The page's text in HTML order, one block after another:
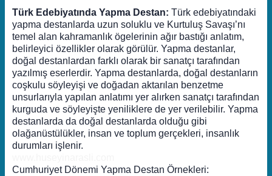
Türk Edebiyatında Yapma Destan: Türk edebiyatındaki
yapma destanlarda uzun soluklu ve Kurtuluş Savaşı’nı
temel alan kahramanlık ögelerinin ağır bastığı anlatım,
belirleyici özellikler olarak görülür. Yapma destanlar,
doğal destanlardan farklı olarak bir sanatçı tarafından
yazılmış eserlerdir. Yapma destanlarda, doğal destanların
coşkulu söyleyişi ve doğadan aktarılan benzetme
unsurlarıyla yapılan anlatımı yer alırken sanatçı tarafından
kurguda ve söyleyişte yeniliklere de yer verilebilir. Yapma
destanlarda da doğal destanlarda olduğu gibi
olağanüstülükler, insan ve toplum gerçekleri, insanlık
durumları işlenir.
Cumhuriyet Dönemi Yapma Destan Örnekleri: